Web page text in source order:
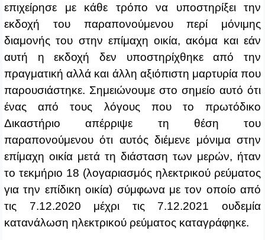
επιχείρησε με κάθε τρόπο να υποστηρίξει την
εκδοχή του παραπονούμενου περί μόνιμης
διαμονής του στην επίμαχη οικία, ακόμα και εάν
αυτή η εκδοχή δεν υποστηρίχθηκε από την
πραγματική αλλά και άλλη αξιόπιστη μαρτυρία που
παρουσιάστηκε. Σημειώνουμε στο σημείο αυτό ότι
ένας από τους λόγους που το πρωτόδικο
Δικαστήριο απέρριψε τη θέση του
παραπονούμενου ότι αυτός διέμενε μόνιμα στην
επίμαχη οικία μετά τη διάσταση των μερών, ήταν
το τεκμήριο 18 (λογαριασμός ηλεκτρικού ρεύματος
για την επίδικη οικία) σύμφωνα με τον οποίο από
τις 7.12.2020 μέχρι τις 7.12.2021 ουδεμία
κατανάλωση ηλεκτρικού ρεύματος καταγράφηκε.